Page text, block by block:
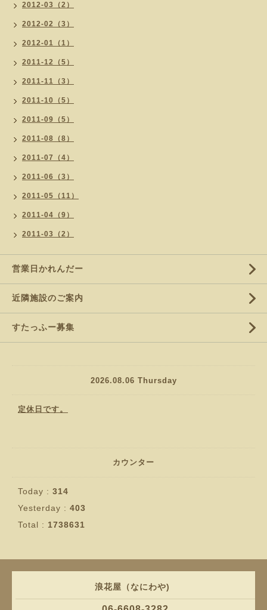
2012-03（2）
2012-02（3）
2012-01（1）
2011-12（5）
2011-11（3）
2011-10（5）
2011-09（5）
2011-08（8）
2011-07（4）
2011-06（3）
2011-05（11）
2011-04（9）
2011-03（2）
営業日かれんだー
近隣施設のご案内
すたっふー募集
2026.08.06 Thursday
定休日です。
カウンター
Today : 314
Yesterday : 403
Total : 1738631
浪花屋（なにわや)